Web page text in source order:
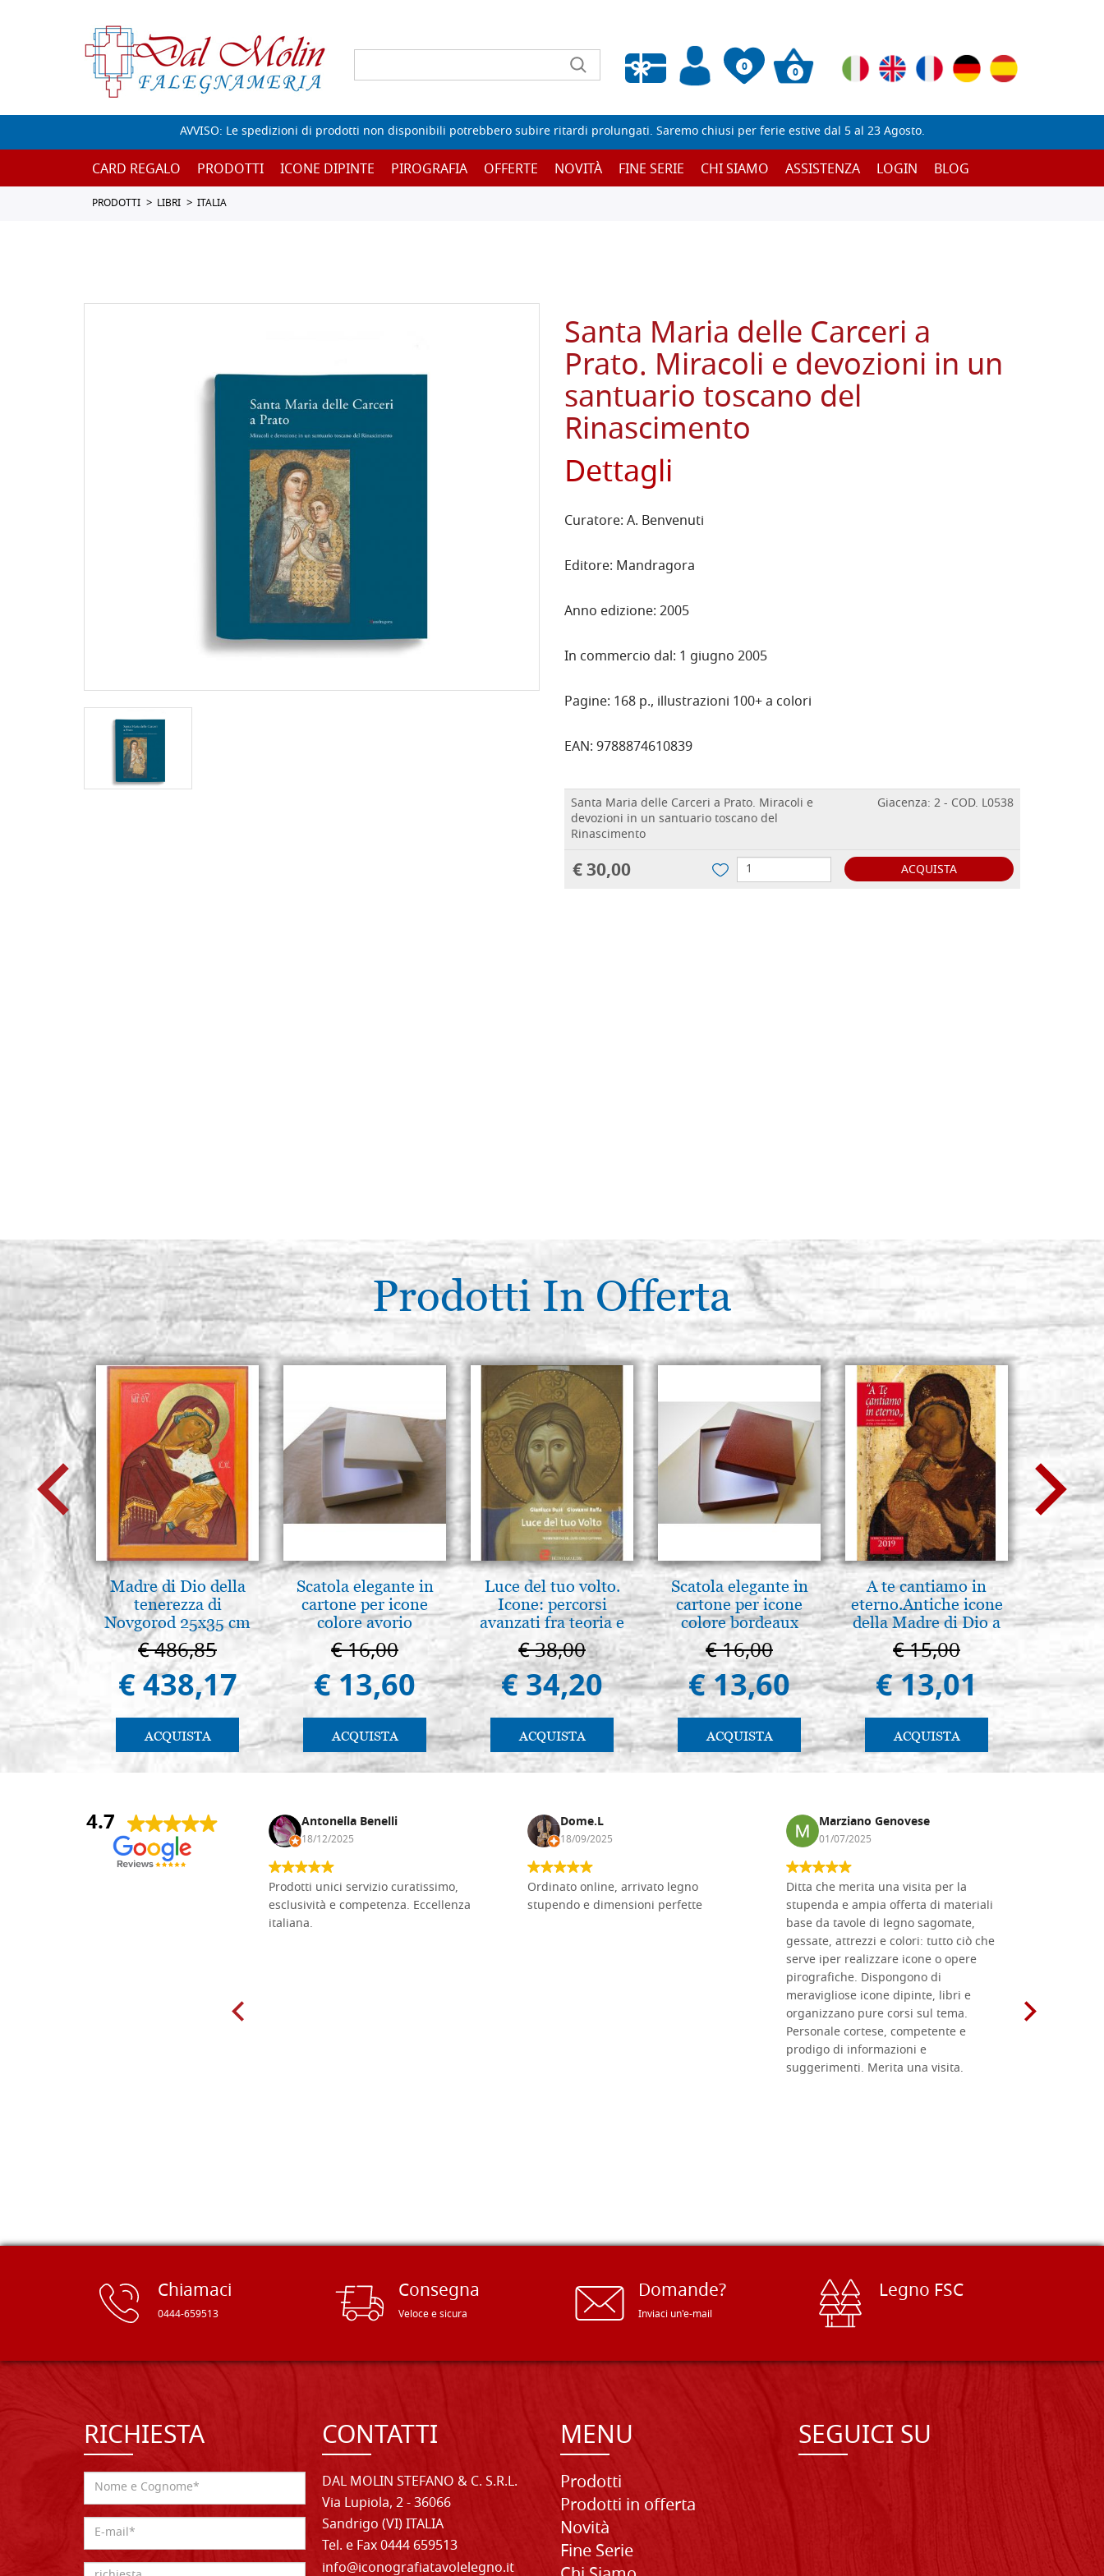
0
Wishlist vuota
0
AVVISO: Le spedizioni di prodotti non disponibili potrebbero subire ritardi prolungati. Saremo chiusi per ferie estive dal 5 al 23 Agosto.
CARD REGALO PRODOTTI ICONE DIPINTE PIROGRAFIA OFFERTE NOVITÀ FINE SERIE CHI SIAMO ASSISTENZA LOGIN BLOG
PRODOTTI LIBRI ITALIA
Santa Maria delle Carceri a
Prato. Miracoli e devozioni in un
santuario toscano del
Rinascimento
Dettagli
Curatore: A. Benvenuti
Editore: Mandragora
Anno edizione: 2005
In commercio dal: 1 giugno 2005
Pagine: 168 p., illustrazioni 100+ a colori
EAN: 9788874610839
Santa Maria delle Carceri a Prato. Miracoli e
devozioni in un santuario toscano del
Rinascimento
Giacenza: 2 - COD. L0538
€ 30,00 ACQUISTA
Prodotti In Offerta
Madre di Dio della
tenerezza di
Novgorod 25x35 cm
€ 486,85
€ 438,17
ACQUISTA
Scatola elegante in
cartone per icone
colore avorio
€ 16,00
€ 13,60
ACQUISTA
Luce del tuo volto.
Icone: percorsi
avanzati fra teoria e
pratica. pg. 430
€ 38,00
€ 34,20
ACQUISTA
Scatola elegante in
cartone per icone
colore bordeaux
€ 16,00
€ 13,60
ACQUISTA
A te cantiamo in
eterno.Antiche icone
della Madre di Dio a
Vladimir e Suzdal
(libro-cal. 2019)
€ 15,00
€ 13,01
ACQUISTA
Arte
€
€
4.7
Andrea Monguzzi Antonella Benelli
18/12/2025
Prodotti unici servizio curatissimo,
esclusività e competenza. Eccellenza
italiana.
Dome.L
18/09/2025
Ordinato online, arrivato legno
stupendo e dimensioni perfette
Marziano Genovese
01/07/2025
Ditta che merita una visita per la
stupenda e ampia offerta di materiali
base da tavole di legno sagomate,
gessate, attrezzi e colori: tutto ciò che
serve iper realizzare icone o opere
pirografiche. Dispongono di
meravigliose icone dipinte, libri e
organizzano pure corsi sul tema.
Personale cortese, competente e
prodigo di informazioni e
suggerimenti. Merita una visita.
Chiamaci
0444-659513
Consegna
Veloce e sicura
Domande?
Inviaci un'e-mail
Legno FSC
RICHIESTA CONTATTI
DAL MOLIN STEFANO & C. S.R.L.
Via Lupiola, 2 - 36066
Sandrigo (VI) ITALIA
Tel. e Fax 0444 659513
info@iconografiatavolelegno.it
MENU
Prodotti
Prodotti in offerta
Novità
Fine Serie
SEGUICI SU